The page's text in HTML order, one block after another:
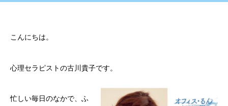
こんにちは。
心理セラピストの古川貴子です。
忙しい毎日のなかで、 ふ